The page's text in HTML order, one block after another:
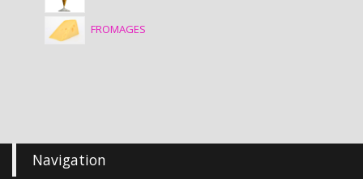
FROMAGES
Navigation